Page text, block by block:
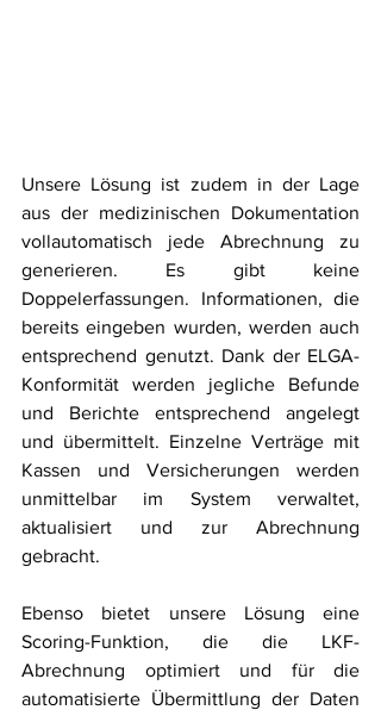
Unsere Lösung ist zudem in der Lage
aus der medizinischen Dokumentation
vollautomatisch jede Abrechnung zu
generieren. Es gibt keine
Doppelerfassungen. Informationen, die
bereits eingeben wurden, werden auch
entsprechend genutzt. Dank der ELGA-
Konformität werden jegliche Befunde
und Berichte entsprechend angelegt
und übermittelt. Einzelne Verträge mit
Kassen und Versicherungen werden
unmittelbar im System verwaltet,
aktualisiert und zur Abrechnung
gebracht.
Ebenso bietet unsere Lösung eine
Scoring-Funktion, die die LKF-
Abrechnung optimiert und für die
automatisierte Übermittlung der Daten